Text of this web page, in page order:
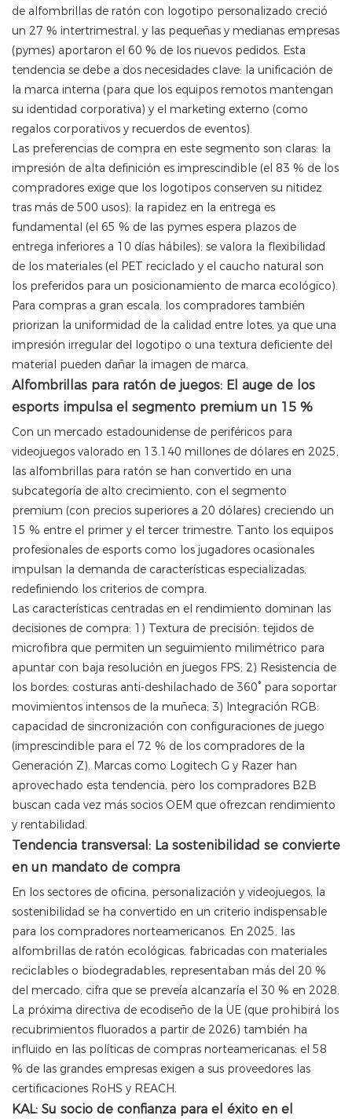
de alfombrillas de ratón con logotipo personalizado creció
un 27 % intertrimestral, y las pequeñas y medianas empresas
(pymes) aportaron el 60 % de los nuevos pedidos. Esta
tendencia se debe a dos necesidades clave: la unificación de
la marca interna (para que los equipos remotos mantengan
su identidad corporativa) y el marketing externo (como
regalos corporativos y recuerdos de eventos).
Las preferencias de compra en este segmento son claras: la
impresión de alta definición es imprescindible (el 83 % de los
compradores exige que los logotipos conserven su nitidez
tras más de 500 usos); la rapidez en la entrega es
fundamental (el 65 % de las pymes espera plazos de
entrega inferiores a 10 días hábiles); se valora la flexibilidad
de los materiales (el PET reciclado y el caucho natural son
los preferidos para un posicionamiento de marca ecológico).
Para compras a gran escala, los compradores también
priorizan la uniformidad de la calidad entre lotes, ya que una
impresión irregular del logotipo o una textura deficiente del
material pueden dañar la imagen de marca.
Alfombrillas para ratón de juegos: El auge de los
esports impulsa el segmento premium un 15 %
Con un mercado estadounidense de periféricos para
videojuegos valorado en 13.140 millones de dólares en 2025,
las alfombrillas para ratón se han convertido en una
subcategoría de alto crecimiento, con el segmento
premium (con precios superiores a 20 dólares) creciendo un
15 % entre el primer y el tercer trimestre. Tanto los equipos
profesionales de esports como los jugadores ocasionales
impulsan la demanda de características especializadas,
redefiniendo los criterios de compra.
Las características centradas en el rendimiento dominan las
decisiones de compra: 1) Textura de precisión: tejidos de
microfibra que permiten un seguimiento milimétrico para
apuntar con baja resolución en juegos FPS; 2) Resistencia de
los bordes: costuras anti-deshilachado de 360° para soportar
movimientos intensos de la muñeca; 3) Integración RGB:
capacidad de sincronización con configuraciones de juego
(imprescindible para el 72 % de los compradores de la
Generación Z). Marcas como Logitech G y Razer han
aprovechado esta tendencia, pero los compradores B2B
buscan cada vez más socios OEM que ofrezcan rendimiento
y rentabilidad.
Tendencia transversal: La sostenibilidad se convierte
en un mandato de compra
En los sectores de oficina, personalización y videojuegos, la
sostenibilidad se ha convertido en un criterio indispensable
para los compradores norteamericanos. En 2025, las
alfombrillas de ratón ecológicas, fabricadas con materiales
reciclables o biodegradables, representaban más del 20 %
del mercado, cifra que se preveía alcanzaría el 30 % en 2028.
La próxima directiva de ecodiseño de la UE (que prohibirá los
recubrimientos fluorados a partir de 2026) también ha
influido en las políticas de compras norteamericanas: el 58
% de las grandes empresas exigen a sus proveedores las
certificaciones RoHS y REACH.
KAL: Su socio de confianza para el éxito en el